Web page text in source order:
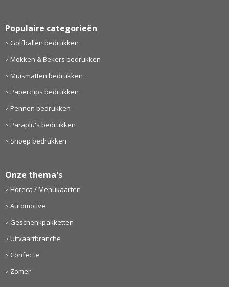
Populaire categorieën
Golfballen bedrukken
Mokken & Bekers bedrukken
Muismatten bedrukken
Paperclips bedrukken
Pennen bedrukken
Paraplu's bedrukken
Snoep bedrukken
Onze thema's
Horeca / Menukaarten
Automotive
Geschenkpakketten
Uitvaartbranche
Confectie
Zomer